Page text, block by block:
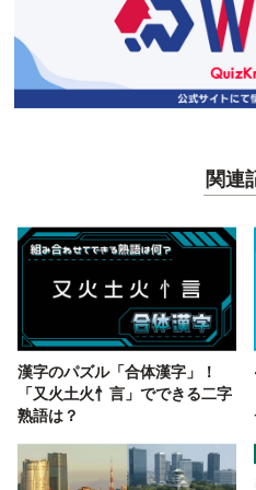
関連
漢字のパズル「合体漢字」！
「又火土火忄言」でできる二字
熟語は？